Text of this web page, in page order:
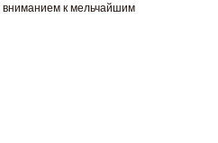
вниманием к мельчайшим